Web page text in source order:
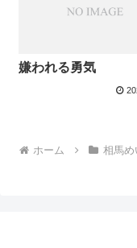
嫌われる勇気
ホーム 相馬め